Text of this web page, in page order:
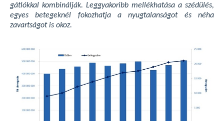
gátlókkal kombinálják. Leggyakoribb mellékhatása a szédülés,
egyes betegeknél fokozhatja a nyugtalanságot és néha
zavartságot is okoz.